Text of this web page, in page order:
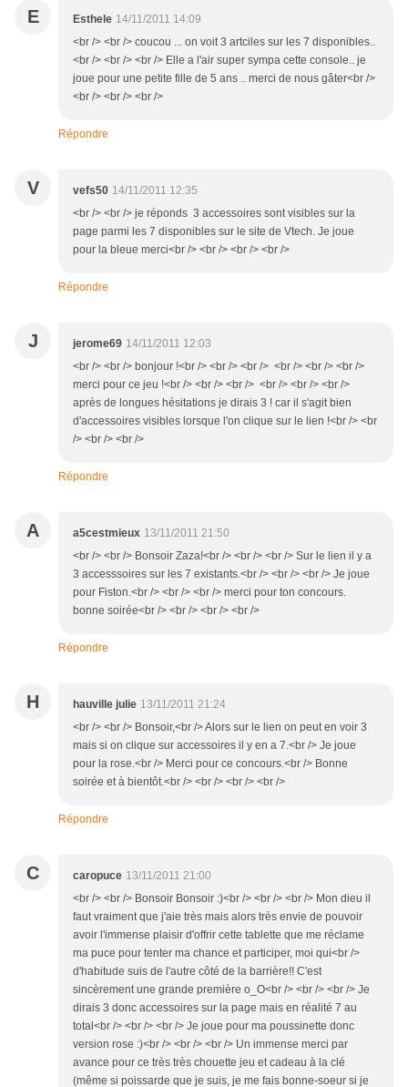
E Esthele 14/11/2011 14:09
<br /> <br /> coucou ... on voit 3 artciles sur les 7 disponibles..
<br /> <br /> <br /> Elle a l'air super sympa cette console.. je
joue pour une petite fille de 5 ans .. merci de nous gâter<br />
<br /> <br /> <br />
Répondre
V vefs50 14/11/2011 12:35
<br /> <br /> je réponds 3 accessoires sont visibles sur la
page parmi les 7 disponibles sur le site de Vtech. Je joue
pour la bleue merci<br /> <br /> <br /> <br />
Répondre
J jerome69 14/11/2011 12:03
<br /> <br /> bonjour !<br /> <br /> <br /> <br /> <br /> <br />
merci pour ce jeu !<br /> <br /> <br /> <br /> <br /> <br />
après de longues hésitations je dirais 3 ! car il s'agit bien
d'accessoires visibles lorsque l'on clique sur le lien !<br /> <br
/> <br /> <br />
Répondre
A a5cestmieux 13/11/2011 21:50
<br /> <br /> Bonsoir Zaza!<br /> <br /> <br /> Sur le lien il y a
3 accesssoires sur les 7 existants.<br /> <br /> <br /> Je joue
pour Fiston.<br /> <br /> <br /> merci pour ton concours.
bonne soirée<br /> <br /> <br /> <br />
Répondre
H hauville julie 13/11/2011 21:24
<br /> <br /> Bonsoir,<br /> Alors sur le lien on peut en voir 3
mais si on clique sur accessoires il y en a 7.<br /> Je joue
pour la rose.<br /> Merci pour ce concours.<br /> Bonne
soirée et à bientôt.<br /> <br /> <br /> <br />
Répondre
C caropuce 13/11/2011 21:00
<br /> <br /> Bonsoir Bonsoir :)<br /> <br /> <br /> Mon dieu il
faut vraiment que j'aie très mais alors très envie de pouvoir
avoir l'immense plaisir d'offrir cette tablette que me réclame
ma puce pour tenter ma chance et participer, moi qui<br />
d'habitude suis de l'autre côté de la barrière!! C'est
sincèrement une grande première o_O<br /> <br /> <br /> Je
dirais 3 donc accessoires sur la page mais en réalité 7 au
total<br /> <br /> <br /> Je joue pour ma poussinette donc
version rose :)<br /> <br /> <br /> Un immense merci par
avance pour ce très très chouette jeu et cadeau à la clé
(même si poissarde que je suis, je me fais bonne-soeur si je